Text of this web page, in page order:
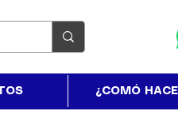
¿COMÓ